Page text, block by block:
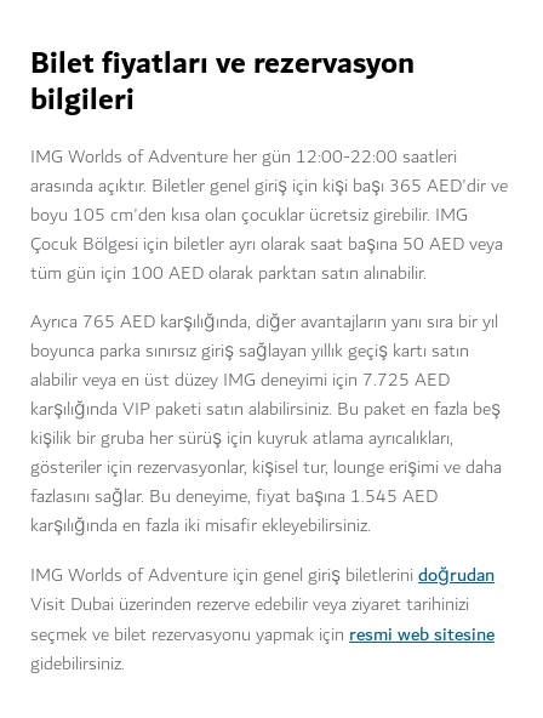
Bilet fiyatları ve rezervasyon
bilgileri
IMG Worlds of Adventure her gün 12:00-22:00 saatleri
arasında açıktır. Biletler genel giriş için kişi başı 365 AED'dir ve
boyu 105 cm'den kısa olan çocuklar ücretsiz girebilir. IMG
Çocuk Bölgesi için biletler ayrı olarak saat başına 50 AED veya
tüm gün için 100 AED olarak parktan satın alınabilir.
Ayrıca 765 AED karşılığında, diğer avantajların yanı sıra bir yıl
boyunca parka sınırsız giriş sağlayan yıllık geçiş kartı satın
alabilir veya en üst düzey IMG deneyimi için 7.725 AED
karşılığında VIP paketi satın alabilirsiniz. Bu paket en fazla beş
kişilik bir gruba her sürüş için kuyruk atlama ayrıcalıkları,
gösteriler için rezervasyonlar, kişisel tur, lounge erişimi ve daha
fazlasını sağlar. Bu deneyime, fiyat başına 1.545 AED
karşılığında en fazla iki misafir ekleyebilirsiniz.
IMG Worlds of Adventure için genel giriş biletlerini doğrudan
Visit Dubai üzerinden rezerve edebilir veya ziyaret tarihinizi
seçmek ve bilet rezervasyonu yapmak için resmi web sitesine
gidebilirsiniz.